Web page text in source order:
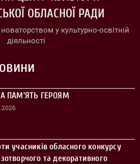
ОБЛАСНОЇ РАДИ
у культурно-освітній
діяльності
ПАМ’ЯТЬ ГЕРОЯМ
учасників обласного конкурсу
та декоративного